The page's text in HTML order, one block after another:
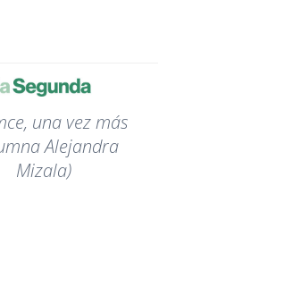
una vez más
Alejandra
Mizala)